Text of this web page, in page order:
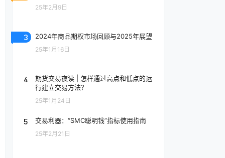
25年2月9日
3 2024年商品期权市场回顾与2025年展望
25年1月16日
4
期货交易夜读 | 怎样通过高点和低点的运
行建立交易方法？
25年1月24日
5 交易利器：“SMC聪明钱”指标使用指南
25年2月21日